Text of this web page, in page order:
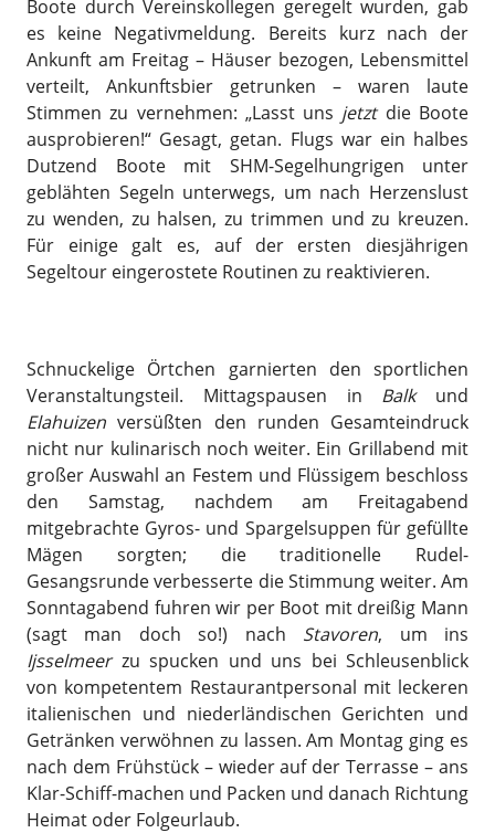
Boote durch Vereinskollegen geregelt wurden, gab
es keine Negativmeldung. Bereits kurz nach der
Ankunft am Freitag – Häuser bezogen, Lebensmittel
verteilt, Ankunftsbier getrunken – waren laute
Stimmen zu vernehmen: „Lasst uns jetztdie Boote
ausprobieren!“ Gesagt, getan. Flugs war ein halbes
Dutzend Boote mit SHM-Segelhungrigen unter
geblähten Segeln unterwegs, um nach Herzenslust
zu wenden, zu halsen, zu trimmen und zu kreuzen.
Für einige galt es, auf der ersten diesjährigen
Segeltour eingerostete Routinen zu reaktivieren.
Schnuckelige Örtchen garnierten den sportlichen
Veranstaltungsteil. Mittagspausen in Balk und
Elahuizenversüßten den runden Gesamteindruck
nicht nur kulinarisch noch weiter. Ein Grillabend mit
großer Auswahl an Festem und Flüssigem beschloss
den Samstag, nachdem am Freitagabend
mitgebrachte Gyros- und Spargelsuppen für gefüllte
Mägen sorgten; die traditionelle Rudel-
Gesangsrunde verbesserte die Stimmung weiter. Am
Sonntagabend fuhren wir per Boot mit dreißig Mann
(sagt man doch so!) nach Stavoren, um ins
Ijsselmeer zu spucken und uns bei Schleusenblick
von kompetentem Restaurantpersonal mit leckeren
italienischen und niederländischen Gerichten und
Getränken verwöhnen zu lassen. Am Montag ging es
nach dem Frühstück – wieder auf der Terrasse – ans
Klar-Schiff-machen und Packen und danach Richtung
Heimat oder Folgeurlaub.